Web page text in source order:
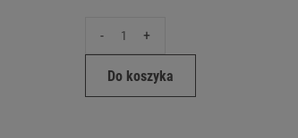
- +
Do koszyka